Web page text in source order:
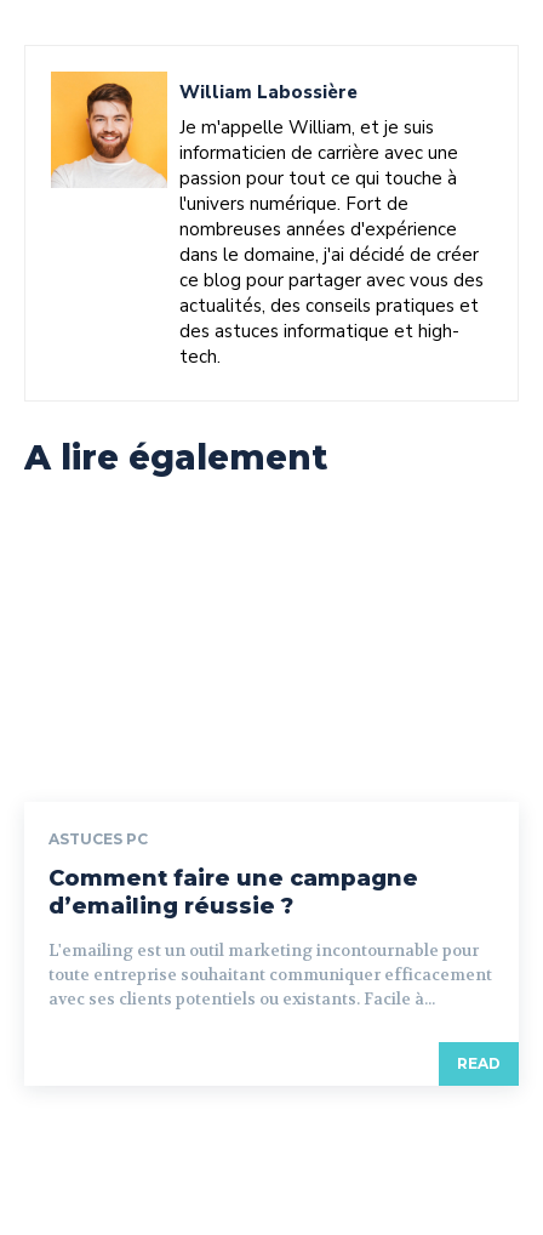
William Labossière
Je m'appelle William, et je suis
informaticien de carrière avec une
passion pour tout ce qui touche à
l'univers numérique. Fort de
nombreuses années d'expérience
dans le domaine, j'ai décidé de créer
ce blog pour partager avec vous des
actualités, des conseils pratiques et
des astuces informatique et high-
tech.
A lire également
ASTUCES PC
Comment faire une campagne
d’emailing réussie ?
L'emailing est un outil marketing incontournable pour
toute entreprise souhaitant communiquer efficacement
avec ses clients potentiels ou existants. Facile à...
READ